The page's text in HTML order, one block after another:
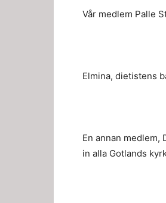
Vår medlem Palle
Elmina, dietistens
En annan
in alla Gotlands